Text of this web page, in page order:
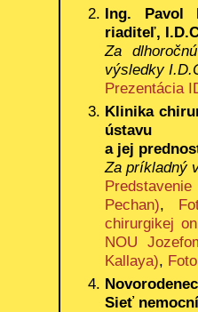
Ing. Pavol
riaditeľ,
Za
výsledky
Prezentácia
Klinika
ústavu
a jej
Za príkladný
Pechan),
chirurgikej
NOU
Kallaya),
Sieť